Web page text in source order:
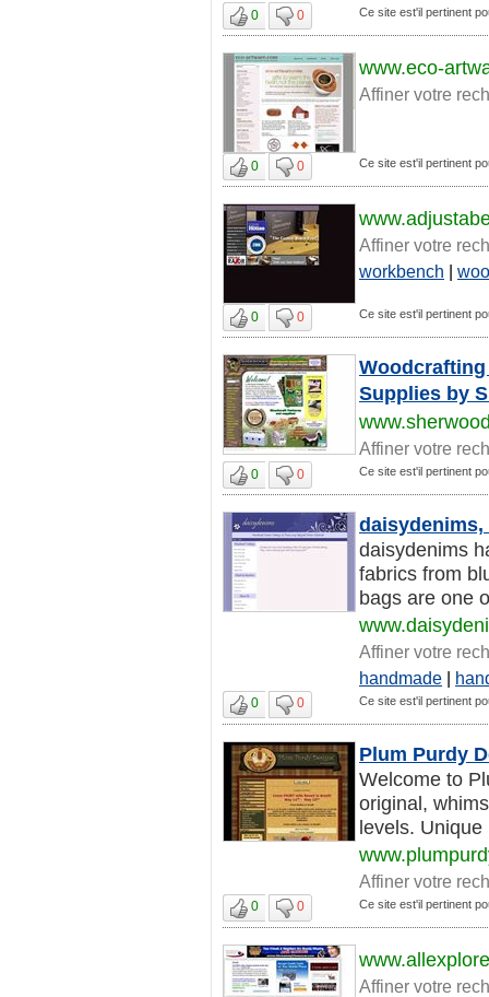
0 0 Ce site est'il pertinent
www.eco-
Affiner votre
0 0 Ce site est'il pertinent
Affiner votre
workbench |
0 0 Ce site est'il pertinent
Woodcrafting
Supplies by
Affiner votre
0 0 Ce site est'il pertinent
daisydenims,
daisydenims
fabrics from
bags are one
Affiner votre
handmade |
0 0 Ce site est'il pertinent
Plum Purdy
Welcome to
original,
levels.
Affiner votre
0 0 Ce site est'il pertinent
Affiner votre